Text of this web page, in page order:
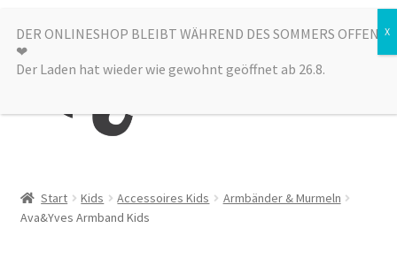
Zur
Navigation
springen
Zum
Inhalt
springen
Menü
Alle Produkte
Start Kids Accessoires Kids
Armbänder & Murmeln
Ava&Yves Armband Kids
DER ONLINESHOP BLEIBT WÄHREND DES SOMMERS OFFEN
❤︎
Der Laden hat wieder wie gewohnt geöffnet ab 26.8.